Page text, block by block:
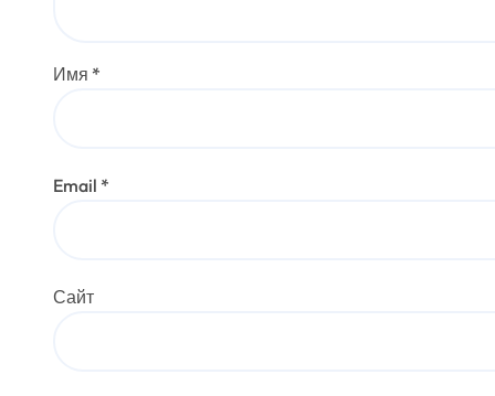
Имя *
Email *
Сайт